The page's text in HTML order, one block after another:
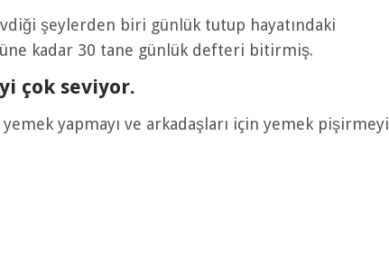
şeylerden biri günlük tutup hayatındaki
kadar 30 tane günlük defteri bitirmiş.
çok seviyor.
yapmayı ve arkadaşları için yemek pişirmeyi